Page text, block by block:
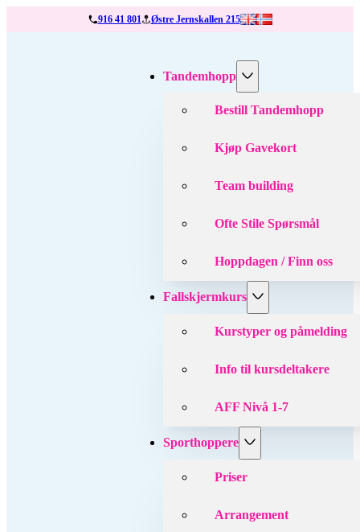
916 41 801 Østre Jernskallen 215
Tandemhopp
Bestill Tandemhopp
Kjøp Gavekort
Team building
Ofte Stile Spørsmål
Hoppdagen / Finn oss
Fallskjermkurs
Kurstyper og påmelding
Info til kursdeltakere
AFF Nivå 1-7
Sporthoppere
Priser
Arrangement